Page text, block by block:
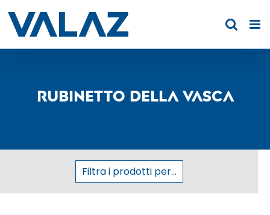
content
Rubinetto della vasca
Filtra i prodotti per...